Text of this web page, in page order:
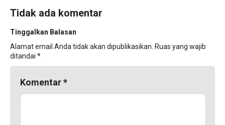
Tidak ada komentar
Tinggalkan Balasan
Alamat email Anda tidak akan dipublikasikan. Ruas yang wajib
ditandai *
Komentar*